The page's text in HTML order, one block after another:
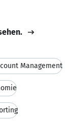
Management